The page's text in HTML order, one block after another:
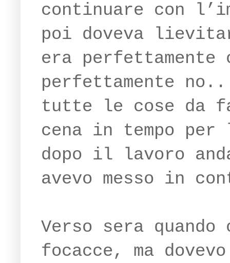
continuare con
poi doveva
era perfettamente
perfettamente
tutte le cose da
cena in tempo
dopo il lavoro
avevo messo in
Verso sera
focacce, ma